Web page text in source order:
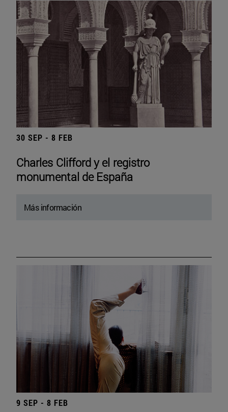
30 SEP - 8 FEB
Charles Clifford y el registro
monumental de España
Más información
9 SEP - 8 FEB